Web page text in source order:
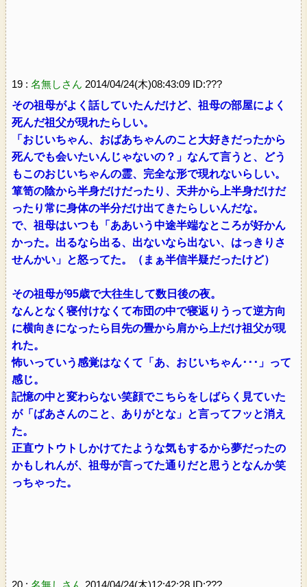
19 : 名無しさん 2014/04/24(木)08:43:09 ID:???
その祖母がよく話していたんだけど、祖母の部屋によく
死んだ祖父が現れたらしい。
「おじいちゃん、おばあちゃんのこと大好きだったから
死んでも会いたいんじゃないの？」なんて言うと、どう
もこのおじいちゃんの霊、完全な形で現れないらしい。
箪笥の陰から半身だけだったり、天井から上半身だけだ
ったり常に身体の半分だけ出てきたらしいんだな。
で、祖母はいつも「ああいう中途半端なところが好かん
かった。出るなら出る、出ないなら出ない、はっきりさ
せんかい」と怒ってた。（まぁ半信半疑だったけど）
その祖母が95歳で大往生して数日後の夜。
なんとなく寝付けなくて布団の中で寝返りうって逆方向
に横向きになったら目先の畳から肩から上だけ祖父が現
れた。
怖いっていう感覚はなくて「あ、おじいちゃん･･･」って
感じ。
記憶の中と変わらない笑顔でこちらをしばらく見ていた
が「ばあさんのこと、ありがとな」と言ってフッと消え
た。
正直ウトウトしかけてたような気もするから夢だったの
かもしれんが、祖母が言ってた通りだと思うとなんか笑
っちゃった。
20 : 名無しさん 2014/04/24(木)12:42:28 ID:???